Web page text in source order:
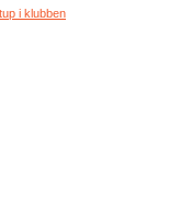
i klubben